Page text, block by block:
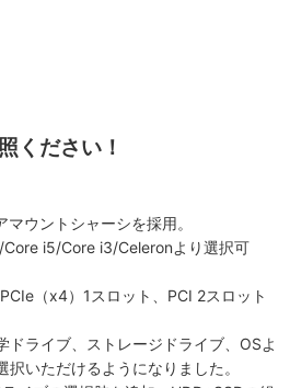
ください！
ウントシャーシを採用。
i5/Core i3/Celeronより選択可
（x4）1スロット、PCI 2スロット
ライブ、ストレージドライブ、OSよ
いただけるようになりました。